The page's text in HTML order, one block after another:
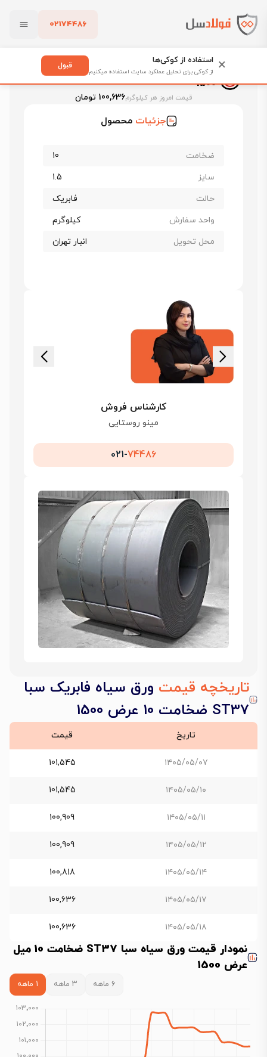
02174486
پاک کردن
فولادسل
ورق سیاه فابریک سبا st37 ضخامت 10 عرض
1500
قیمت امروز هر کیلوگرم100,636 تومان
جزئیات محصول
ضخامت
10
سایز
1.5
حالت
فابریک
واحد سفارش
کیلوگرم
محل تحویل
انبار تهران
کارشناس فروش
مینو روستایی
021-74486
تاریخچه قیمت ورق سیاه فابریک سبا
ST37 ضخامت 10 عرض 1500
تاریخ قیمت
۱۴۰۵/۰۵/۰۷ 101,545
۱۴۰۵/۰۵/۱۰ 101,545
۱۴۰۵/۰۵/۱۱ 100,909
۱۴۰۵/۰۵/۱۲ 100,909
۱۴۰۵/۰۵/۱۴ 100,818
۱۴۰۵/۰۵/۱۷ 100,636
۱۴۰۵/۰۵/۱۸ 100,636
نمودار قیمت ورق سیاه سبا ST37 ضخامت 10 میل
عرض 1500
۶ ماهه ۳ ماهه ۱ ماهه
× استفاده از کوکی‌ها
از کوکی برای تحلیل عملکرد سایت استفاده میکنیم
قبول